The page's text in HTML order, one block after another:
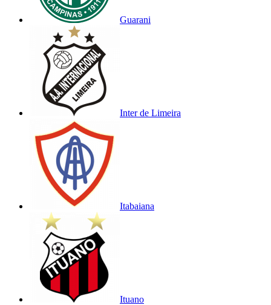
Guarani
Inter de Limeira
Itabaiana
Ituano